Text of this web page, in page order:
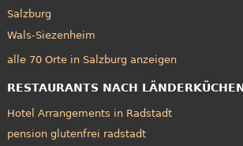
Salzburg
Wals-Siezenheim
alle 70 Orte in Salzburg anzeigen
RESTAURANTS NACH
Hotel Arrangements in Radstadt
pension glutenfrei radstadt